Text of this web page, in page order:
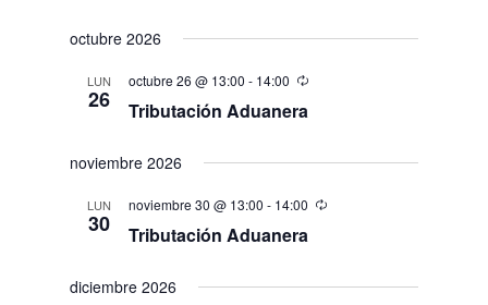
octubre 2026
LUN
26
octubre 26 @ 13:00 - 14:00
Tributación Aduanera
noviembre 2026
LUN
30
noviembre 30 @ 13:00 - 14:00
Tributación Aduanera
diciembre 2026